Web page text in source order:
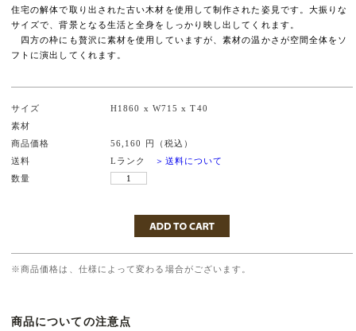
住宅の解体で取り出された古い木材を使用して制作された姿見です。大振りな
サイズで、背景となる生活と全身をしっかり映し出してくれます。
四方の枠にも贅沢に素材を使用していますが、素材の温かさが空間全体をソ
フトに演出してくれます。
サイズ
H1860 x W715 x T40
素材
商品価格
56,160 円（税込）
送料
Lランク
＞送料について
数量
※商品価格は、仕様によって変わる場合がございます。
商品についての注意点